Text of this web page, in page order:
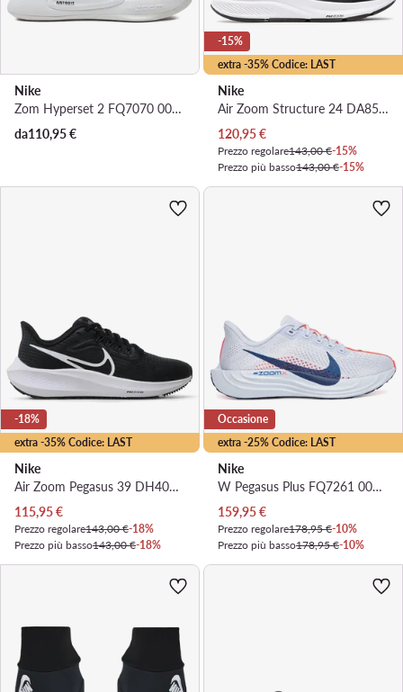
Nike
Zom Hyperset 2 FQ7070 001 · Scarpe indoor
da110,95€
extra -35% Codice: LAST
-15%
Nike
Air Zoom Structure 24 DA8570 001 · Scarpe running
Prezzo attuale
120,95€
Prezzo regolare143,00 €-15%
Prezzo più basso143,00 €-15%
extra -35% Codice: LAST
-18%
Nike
Air Zoom Pegasus 39 DH4072 001 · Scarpe running
Prezzo attuale
115,95€
Prezzo regolare143,00 €-18%
Prezzo più basso143,00 €-18%
extra -25% Codice: LAST
Occasione
Nike
W Pegasus Plus FQ7261 005 · Scarpe running
Prezzo attuale
159,95€
Prezzo regolare178,95 €-10%
Prezzo più basso178,95 €-10%